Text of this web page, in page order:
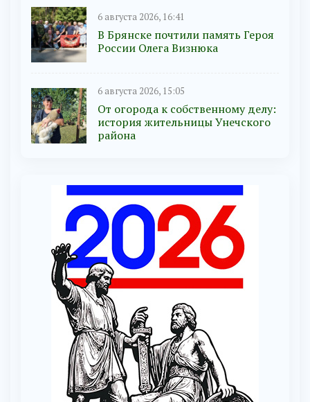
6 августа 2026, 16:41
В Брянске почтили память Героя
России Олега Визнюка
6 августа 2026, 15:05
От огорода к собственному делу:
история жительницы Унечского
района